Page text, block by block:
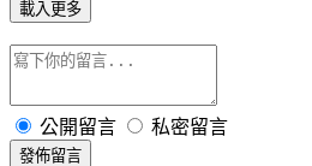
載入更多
公開留言 私密留言
發佈留言